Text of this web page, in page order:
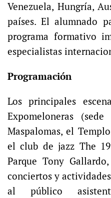
Venezuela, Hungría,
países. El alumnado
programa formativo
especialistas
Programación
Los principales
Expomeloneras
Maspalomas, el
el club de jazz The
Parque Tony
conciertos y
al público